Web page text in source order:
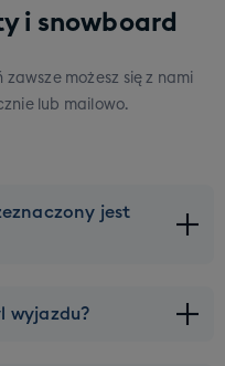
i snowboard
możesz się z nami
lub mailowo.
jest
zostać lekko
wyjazdu?